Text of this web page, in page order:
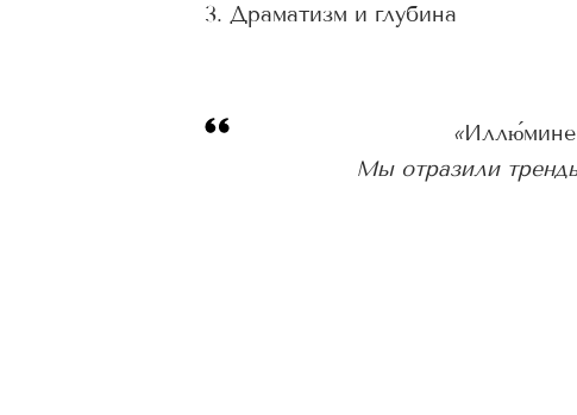
3. Драматизм и глубина
«Иллю́мине
Мы отразили